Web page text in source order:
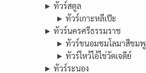
► ทัวร์สตูล
► ทัวร์เกาะหลีเป๊ะ
► ทัวร์นครศรีธรรมราช
► ทัวร์ขนอมชมโลมาสีชมพู
► ทัวร์ไหว้ไอ้ไข่วัดเจดีย์
► ทัวร์ระนอง